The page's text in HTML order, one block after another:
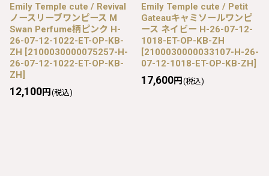
Emily Temple cute / Revival
ノースリーブワンピース M
Swan Perfume柄ピンク H-
26-07-12-1022-ET-OP-KB-
ZH [2100030000075257-H-
26-07-12-1022-ET-OP-KB-
ZH]
12,100円 (税込)
Emily Temple cute / Petit
Gateauキャミソールワンピ
ース ネイビー H-26-07-12-
1018-ET-OP-KB-ZH
[2100030000033107-H-26-
07-12-1018-ET-OP-KB-ZH]
17,600円 (税込)